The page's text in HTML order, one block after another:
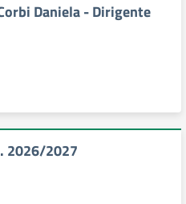
Daniela - Dirigente
2026/2027